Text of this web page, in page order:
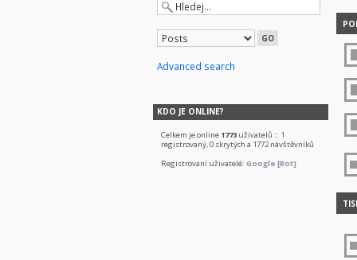
Advanced search
KDO JE ONLINE?
Celkem je online 1773 uživatelů :: 1
registrovaný, 0 skrytých a 1772 návštěvníků
Registrovaní uživatelé: Google [Bot]